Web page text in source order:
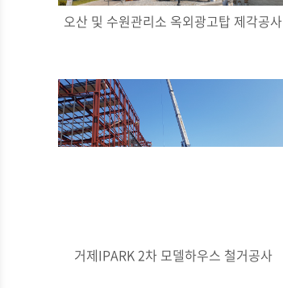
오산 및 수원관리소 옥외광고탑 제각공사
거제IPARK 2차 모델하우스 철거공사